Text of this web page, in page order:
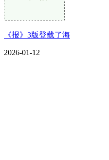
《报》3版登载了海
2026-01-12